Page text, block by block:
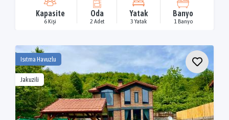
Kapasite
6 Kişi
Oda
2 Adet
Yatak
3 Yatak
Banyo
1 Banyo
Isıtma Havuzlu
Jakuzili